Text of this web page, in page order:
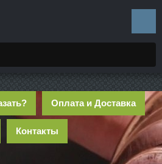
Оплата и Доставка
Контакты